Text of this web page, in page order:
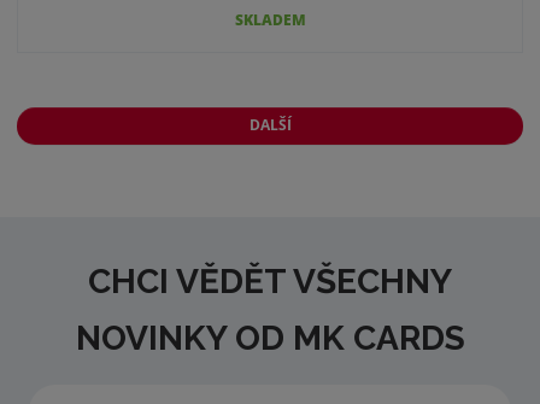
SKLADEM
DALŠÍ
CHCI VĚDĚT VŠECHNY
NOVINKY OD MK CARDS